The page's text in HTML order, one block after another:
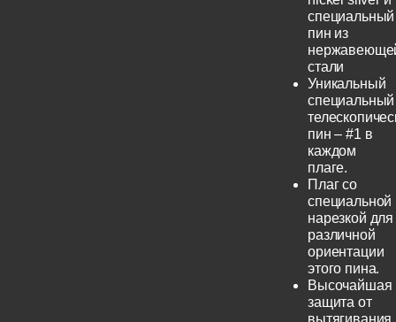
специальный
пин из
стали
Уникальный
специальный
пин – #1 в
каждом
плаге.
Плаг со
специальной
нарезкой для
различной
ориентации
этого пина.
Высочайшая
защита от